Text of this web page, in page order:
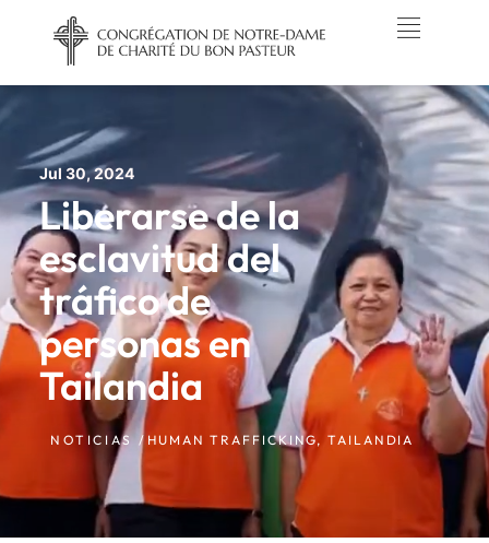
Jul 30, 2024
Liberarse de la
esclavitud del
tráfico de
personas en
Tailandia
NOTICIAS / HUMAN TRAFFICKING,TAILANDIA